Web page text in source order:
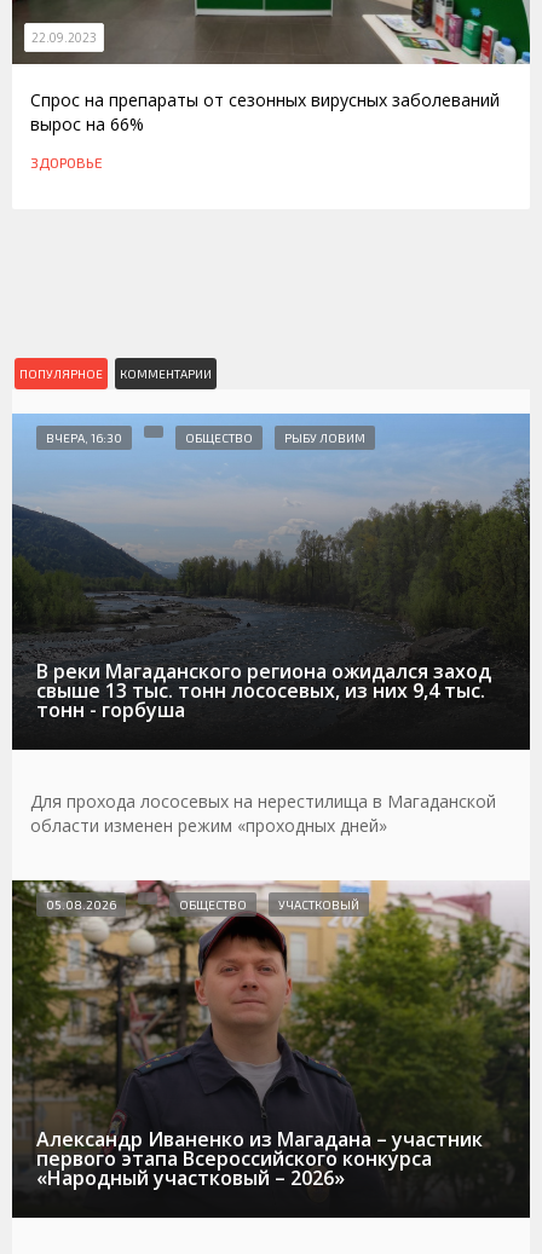
22.09.2023
Спрос на препараты от сезонных вирусных заболеваний
вырос на 66%
ЗДОРОВЬЕ
ПОПУЛЯРНОЕ КОММЕНТАРИИ
В реки Магаданского региона ожидался заход
свыше 13 тыс. тонн лососевых, из них 9,4 тыс.
тонн - горбуша
ВЧЕРА, 16:30 ОБЩЕСТВО РЫБУ ЛОВИМ
Для прохода лососевых на нерестилища в Магаданской
области изменен режим «проходных дней»
Александр Иваненко из Магадана – участник
первого этапа Всероссийского конкурса
«Народный участковый – 2026»
05.08.2026 ОБЩЕСТВО УЧАСТКОВЫЙ